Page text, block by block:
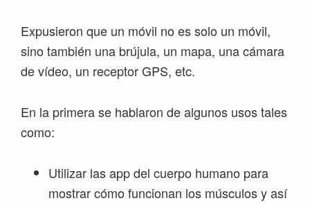
Expusieron que un móvil no es solo un móvil,
sino también una brújula, un mapa, una cámara
de vídeo, un receptor GPS, etc.
En la primera se hablaron de algunos usos tales
como:
Utilizar las app del cuerpo humano para
mostrar cómo funcionan los músculos y así